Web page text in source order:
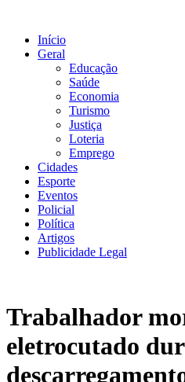
conteúdo
Início
Geral
Educação
Saúde
Economia
Turismo
Justiça
Loteria
Emprego
Cidades
Esporte
Eventos
Policial
Política
Artigos
Publicidade Legal
Trabalhador
eletrocutado